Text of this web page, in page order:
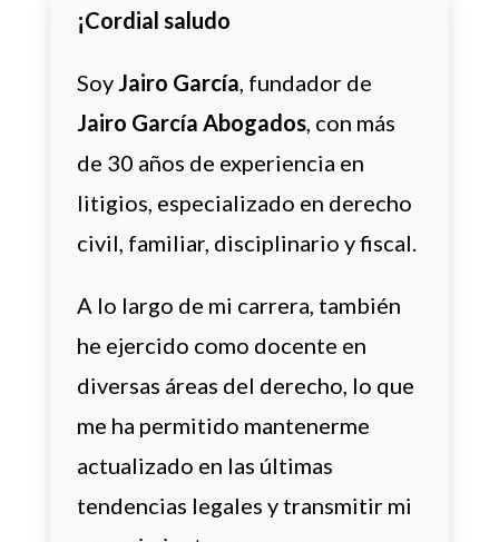
¡Cordial saludo
Soy Jairo García , fundador de
Jairo García Abogados, con más
de 30 años de experiencia en
litigios, especializado en derecho
civil, familiar, disciplinario y fiscal.
A lo largo de mi carrera, también
he ejercido como docente en
diversas áreas del derecho, lo que
me ha permitido mantenerme
actualizado en las últimas
tendencias legales y transmitir mi